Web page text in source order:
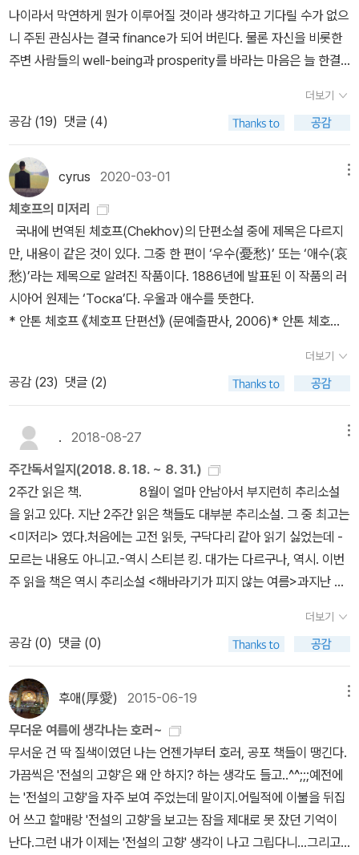
면 자신있게 추천드린다.
나이라서 막연하게 뭔가 이루어질 것이라 생각하고 기다릴 수가 없으
니 주된 관심사는 결국 finance가 되어 버린다. 물론 자신을 비롯한
주변 사람들의 well-being과 prosperity를 바라는 마음은 늘 한결
준으로 계속 하면 언제 어떻게 은퇴를 할 수 있을까 종종 계산을 해보
고 이런 저런 것들이 등락을 반복하는 수치에 좋다가 말았다가 하면
서 하루를 버틴다. 돈에 대한 말과 생각을 고상하고 뭔가 미래지향적
으로 하자고 투자니 부동산이니 pipe니 하는데 결국 대다수의 관심사
는 '돈'이 아닌가. '라떼'만 해도, 아니 나만 해도 좀 덜떨어지고 매사
느렸던 탓에 그런 것들에 관심을 갖는 것이 무척 늦어졌지만 요즘 아
이들은 십대부터 시작되는 고민이 아마 career나 꿈이 아닌 안정적
인 삶, 대박, 로또 같은 것 같다. 그런 방향으로 가다가 지쳐버리고 나
니 이젠 FIRE을 이야기한다. 자기가 생각하는 기준으로 일을 덜 하고
너무 불편하지는 않게 살면서 그저 평화롭게 살고 싶은 그런 방향으
로. 일면 긍정적인 면도 있지만 FIRE의 시기도 가능성도 그 내용과
질까지 모두 쩐이 좌우하는 것이니 이 또한 천상천일게다. 지금 하고
있는 그대로 하면서 비슷한 평균의 performance가 나온다고 할 때
을 그런 때마다 하게 된다. 너무 길게 잡으면서 복리개념으로 훌륭한
성적이 나올 수도 있겠지만, 그리고 노년까지 일하고 벌 수 있다는 건
경우에 따라서는 축복스런 일이겠지만 어쨌든 이 망상계산은 그리 길
게 보고 하는 것이 아니다. 더도 덜도 말고 지금부터 딱 십 년 후의 내
위치가 궁금한 것이다. 오행에서 보면 금극목이라고 금기는 목기를
누르는 것으로 해석한다. 날카로운 도끼에 나무가 다치는 형상을 떠
올리면 이해가 쉽다. FIRE든 투자든 무엇이든 결국 돈이고 돈은 곧
아무튼), 머릿속에 '금'이 가득한 요즘 이와는 상극일 수도 있는 '목'기,
즉 책에서 멀어지는 건 일견 당연한 결과일 수도 있겠지 싶다. 책을 안
읽는 것이라기 보다는 책이 머리에 남고 가슴으로 느껴지는 경험을
못 하는 것. 그간 읽고 간신히 짧은 메모만 남겨둔 책이 열 권을 훨씬
넘어선 것 같다. 어떤 책은 내용도 가물가물해서 읽을 당시의 기억은
커녕 느낌도 거의 사라져버린 것 같다. 늘 무엇인가를 공격하는, 반대
하고 증오하여 결집을 통한 세력화를 유도하는 파시즘은 그 이념의
실체라고 할 만한 것이 없이 언제든 듣는 이의 입맛에 맞게 바뀐다는
(그렇게 기억한다) 이야기가 남는다. 트럼프가 보수도 아니고 우파도
아닌 그저 증오와 공포를 기반으로 아무때나 특정세력이나 대중이 듣
고 싶은 말을 해주는 것으로 미국의 대통령이 되었으니 그야말로 파
더보기
공감 (19) 댓글 (4)
cyrus 2020-03-01
체호프의 미저리
국내에 번역된 체호프(Chekhov)의 단편소설 중에 제목은 다르지
만, 내용이 같은 것이 있다. 그중 한 편이 ‘우수(憂愁)’ 또는 ‘애수(哀
愁)’라는 제목으로 알려진 작품이다. 1886년에 발표된 이 작품의 러
시아어 원제는 ‘Тоска’다. 우울과 애수를 뜻한다.
* 안톤 체호프 《체호프 단편선》 (문예출판사, 2006)* 안톤 체호프
록한 체호프 단편 선집으로는 《체호프 단편선》(문예출판사)과 《개를
데리고 다니는 부인》(열린책들) 등이 있다. 이 두 권에 수록된 ‘Тоск
а’의 작품명은 다르다. 《체호프 단편선》에 표기된 작품명은 ‘우수’이
며 《개를 데리고 다니는 부인》에 표기된 작품명은 ‘애수’다. 이 글에
서는 ‘Тоска’의 국내 작품명을 ‘애수’로 쓰겠다. * 스
티븐 킹 《미저리》 (황금가지, 2004) 『애수』의 영문판 제목은
‘Misery’다. 이 단어는 1990년에 나온 스티븐 킹(Stephen King)
원작의 동명 영화 제목으로 많이 알려져 있다. ‘misery’는 정신과 육
체에 부담을 주는 극심한 고통을 의미한다. 『애수』의 영문판 제목은
슬픔, 근심, 우울을 뜻하는 러시아어 원제와 완전히 다른 느낌을 준다.
하지만 소설의 줄거리를 보게 되면 ‘고통’이라는 제목이 어울리는 이
따뽀프’로 되어 있다)는 아들의 죽음에 깊은 실의에 빠진다. 그는 죽
야 한다는 생각이 든 요나는 여러 명의 손님을 태워 그들이 원하는 목
적지에 데려다준다. 그는 마차에 타는 손님들에게 자신의 슬픔을 하
소연한다. 그러나 손님들은 요나의 말을 진지하게 듣지 않는다. 일을
마친 요나는 동료 마부들이 묵고 있는 숙소로 향한다. 그는 이제 막 잠
에서 깨어난 젊은 마부에게 아들이 죽은 사실을 말하려고 한다. 하지
만 젊은 마부는 이내 잠들고 만다. 온종일 마음이 괴로운 요나는 아무
나 붙잡고 아들의 죽음에 대해 말하고 싶어 한다. 결국 그는 마구간에
있는 자신의 말(馬)에 다가간다. 그리고 말에게 귀리를 주면서 사람
더보기
공감 (23) 댓글 (2)
. 2018-08-27
주간독서일지(2018. 8. 18. ~ 8. 31.)
2주간 읽은 책. 8월이 얼마 안남아서 부지런히 추리소설
을 읽고 있다. 지난 2주간 읽은 책들도 대부분 추리소설. 그 중 최고는
<미저리> 였다.처음에는 고전 읽듯, 구닥다리 같아 읽기 싫었는데 -
모르는 내용도 아니고.-역시 스티븐 킹. 대가는 다르구나, 역시. 이번
주 읽을 책은 역시 추리소설 <해바라기가 피지 않는 여름>과지난 주
이하 서점들 : 솔직히 책이 정말 팔릴 거라 생각했나?> 이다. 아침 저
녁 선선한 바람이 불기 시작한다. 더위가 조금 아쉽기도 하고.
더보기
공감 (0) 댓글 (0)
후애(厚愛) 2015-06-19
무더운 여름에 생각나는 호러~
무서운 건 딱 질색이였던 나는 언젠가부터 호러, 공포 책들이 땡긴다.
가끔씩은 '전설의 고향'은 왜 안 하지? 하는 생각도 들고..^^;;;예전에
는 '전설의 고향'을 자주 보여 주었는데 말이지.어릴적에 이불을 뒤집
어 쓰고 할매랑 '전설의 고향'을 보고는 잠을 제대로 못 잤던 기억이
난다.그런 내가 이제는 '전설의 고향' 생각이 나고 그립다니...그리고